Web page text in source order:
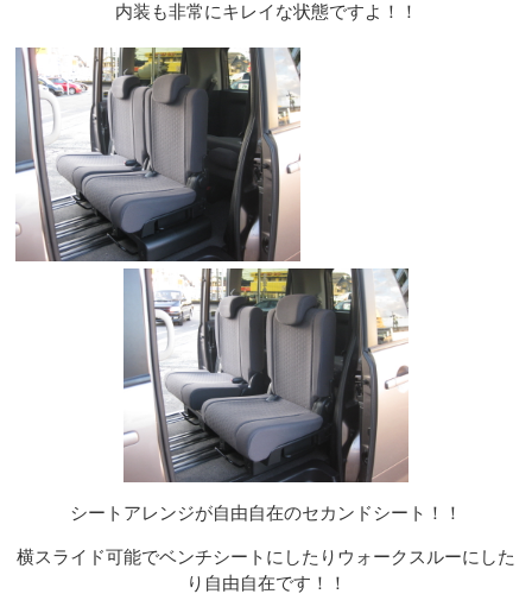
内装も非常にキレイな状態ですよ！！
シートアレンジが自由自在のセカンドシート！！
横スライド可能でベンチシートにしたりウォークスルーにした
り自由自在です！！